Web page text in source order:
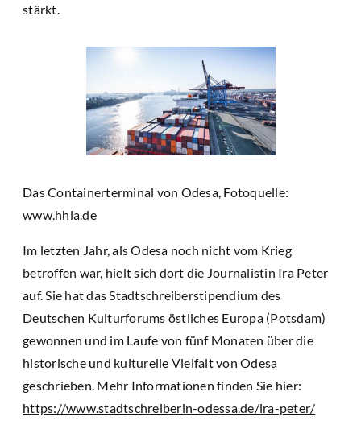
stärkt.
Das Containerterminal von Odesa, Fotoquelle:
www.hhla.de
Im letzten Jahr, als Odesa noch nicht vom Krieg
betroffen war, hielt sich dort die Journalistin Ira Peter
auf. Sie hat das Stadtschreiberstipendium des
Deutschen Kulturforums östliches Europa (Potsdam)
gewonnen und im Laufe von fünf Monaten über die
historische und kulturelle Vielfalt von Odesa
geschrieben. Mehr Informationen finden Sie hier:
https://www.stadtschreiberin-odessa.de/ira-peter/